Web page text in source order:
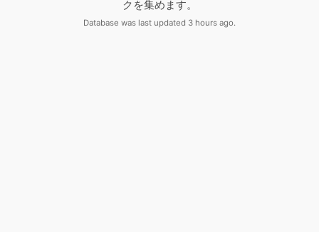
クを集めます。
Database was last updated 3 hours ago.